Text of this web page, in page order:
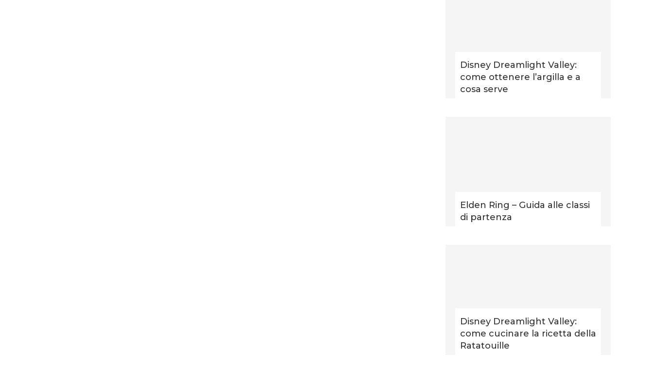
Disney Dreamlight Valley:
come ottenere l’argilla e a
cosa serve
Elden Ring – Guida alle classi
di partenza
Disney Dreamlight Valley:
come cucinare la ricetta della
Ratatouille